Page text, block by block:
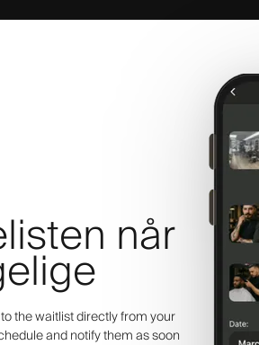
når
the waitlist directly from your
and notify them as soon